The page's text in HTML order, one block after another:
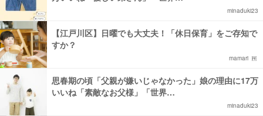
minaduki23
【江戸川区】日曜でも大丈夫！「休日保育」をご存知で
すか？
mamari
思春期の頃「父親が嫌いじゃなかった」娘の理由に17万
いいね「素敵なお父様」「世界…
minaduki23